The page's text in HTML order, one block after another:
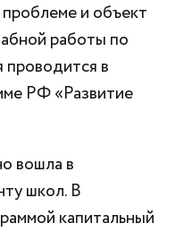
и объект
работы по
проводится в
РФ «Развитие
вошла в
школ. В
капитальный